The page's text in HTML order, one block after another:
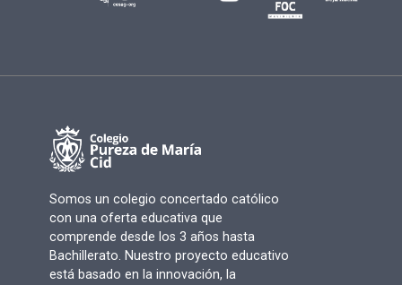
Somos un colegio concertado católico
con una oferta educativa que
comprende desde los 3 años hasta
Bachillerato. Nuestro proyecto educativo
está basado en la innovación, la